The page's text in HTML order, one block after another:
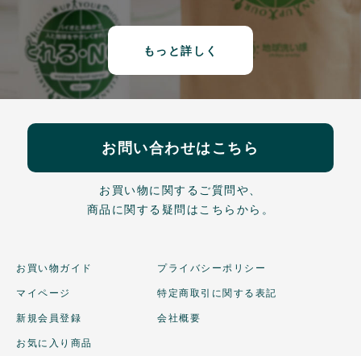
もっと詳しく
お問い合わせはこちら
お買い物に関するご質問や、
商品に関する疑問はこちらから。
お買い物ガイド
マイページ
新規会員登録
お気に入り商品
プライバシーポリシー
特定商取引に関する表記
会社概要